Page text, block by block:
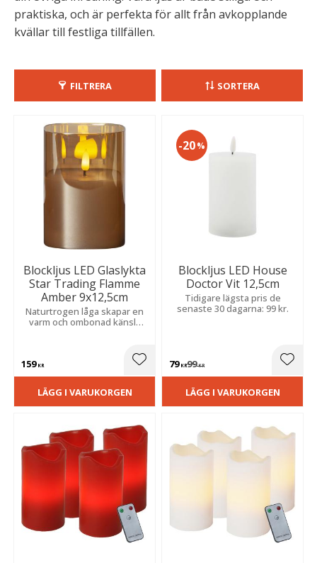
praktiska, och är perfekta för allt från avkopplande
kvällar till festliga tillfällen.
FILTRERA SORTERA
Blockljus LED Glaslykta
Star Trading Flamme
Amber 9x12,5cm
Naturtrogen låga skapar en
varm och ombonad känsla
159KR Lägg till i favoriter
LÄGG I VARUKORGEN
Blockljus LED House
Doctor Vit 12,5cm
Tidigare lägsta pris de
senaste 30 dagarna: 99 kr.
79KR99KR
20%
LÄGG I VARUKORGEN